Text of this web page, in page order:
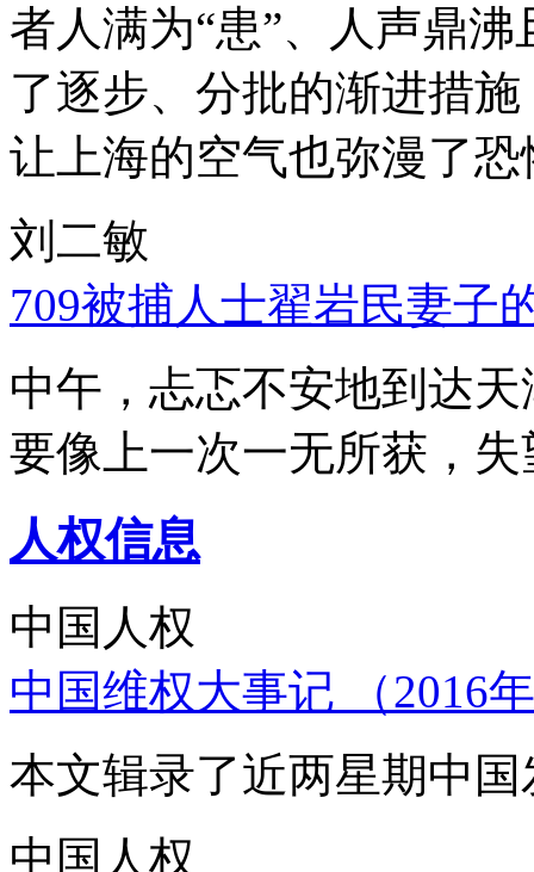
者人满为“患”、人声鼎
了逐步、分批的渐进措
让上海的空气也弥漫了
刘二敏
709被捕人士翟岩民妻子
中午，忐忑不安地到达
要像上一次一无所获，
人权信息
中国人权
中国维权大事记 （2016
本文辑录了近两星期中
中国人权